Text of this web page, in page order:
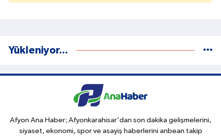
Yükleniyor...
Afyon Ana Haber; Afyonkarahisar'dan son dakika gelişmelerini,
siyaset, ekonomi, spor ve asayiş haberlerini anbean takip